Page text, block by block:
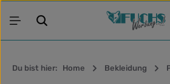
Zum Hauptinhalt springen
Du bist hier: Home Bekleidung